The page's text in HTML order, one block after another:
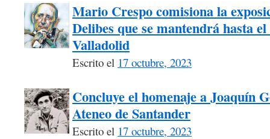
Mario Crespo comisiona la
Delibes que se mantendrá hasta
Valladolid
Escrito el 17 octubre, 2023
Concluye el homenaje a Joaquín
Ateneo de Santander
Escrito el 17 octubre, 2023